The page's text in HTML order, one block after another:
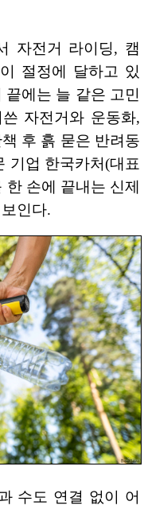
자전거 라이딩, 캠
절정에 달하고 있
에는 늘 같은 고민
자전거와 운동화,
후 흙 묻은 반려동
기업 한국카처(대표
한 손에 끝내는 신제
인다.
수도 연결 없이 어